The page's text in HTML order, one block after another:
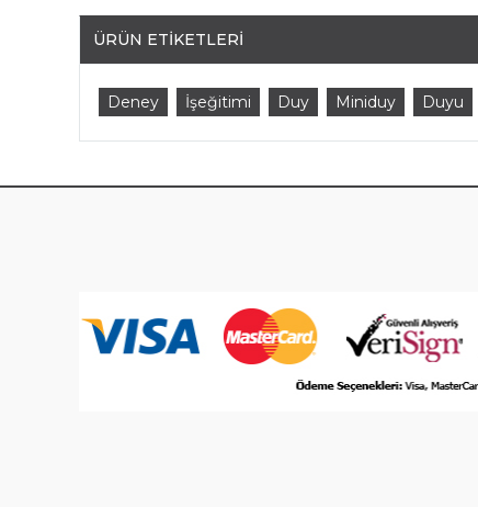
ÜRÜN ETIKETLERI
Deney İşeğitimi Duy Miniduy Duyu